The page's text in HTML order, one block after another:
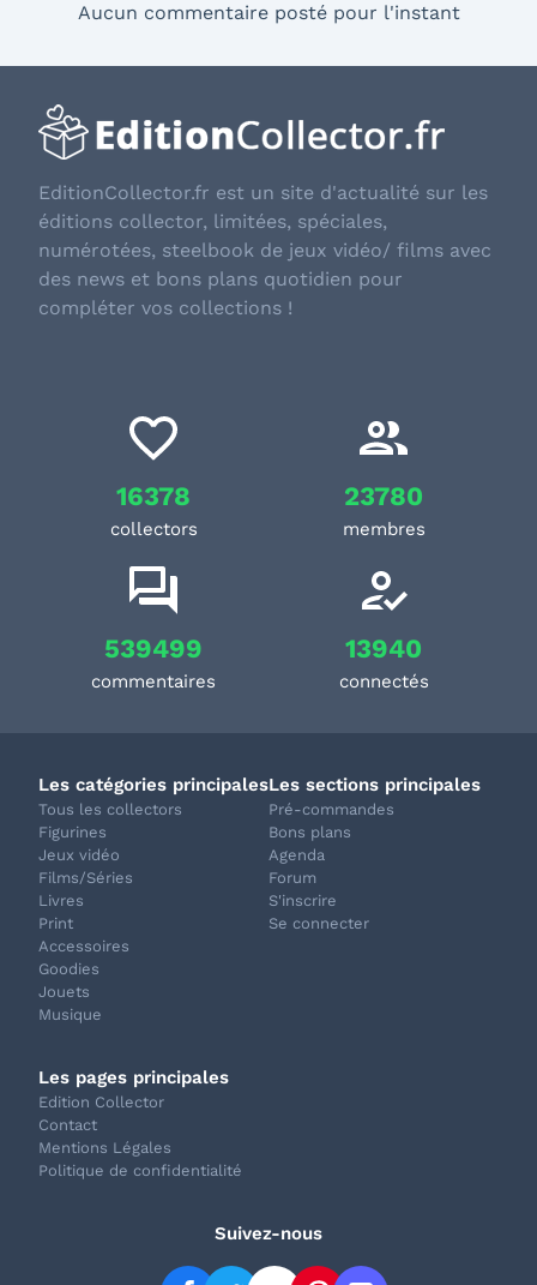
Aucun commentaire posté pour l'instant
EditionCollector.fr est un site d'actualité sur les
éditions collector, limitées, spéciales,
numérotées, steelbook de jeux vidéo/ films avec
des news et bons plans quotidien pour
compléter vos collections !
16378
collectors
23780
membres
539499
commentaires
13940
connectés
Les catégories principales
Tous les collectors
Figurines
Jeux vidéo
Films/Séries
Livres
Print
Accessoires
Goodies
Jouets
Musique
Les sections principales
Pré-commandes
Bons plans
Agenda
Forum
S'inscrire
Se connecter
Les pages principales
Edition Collector
Contact
Mentions Légales
Politique de confidentialité
Suivez-nous